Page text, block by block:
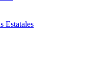
Estatales